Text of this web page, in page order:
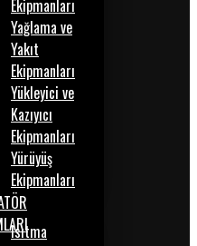
Ekipmanları
Yağlama ve
Yakıt
Ekipmanları
Yükleyici ve
Kazıyıcı
Ekipmanları
Yürüyüş
Ekipmanları
Isıtma